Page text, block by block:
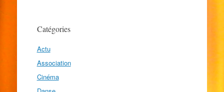
Catégories
Actu
Association
Cinéma